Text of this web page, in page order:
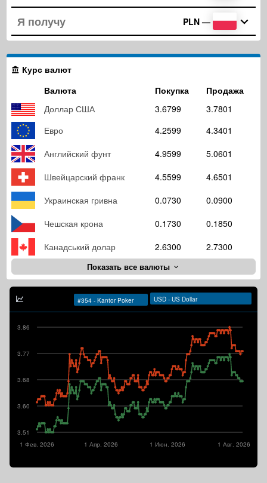
PLN —
Курс валют
Валюта
Покупка
Продажа
Доллар США
3.6799
3.7801
Евро
4.2599
4.3401
Английский фунт
4.9599
5.0601
Швейцарский франк
4.5599
4.6501
Украинская гривна
0.0730
0.0900
Чешская крона
0.1730
0.1850
Канадський долар
2.6300 2.7300
Показать все валюты
3.51
3.60
3.68
3.77
3.86
1 Авг. 2026
1 Июн. 2026
1 Апр. 2026
1 Фев. 2026